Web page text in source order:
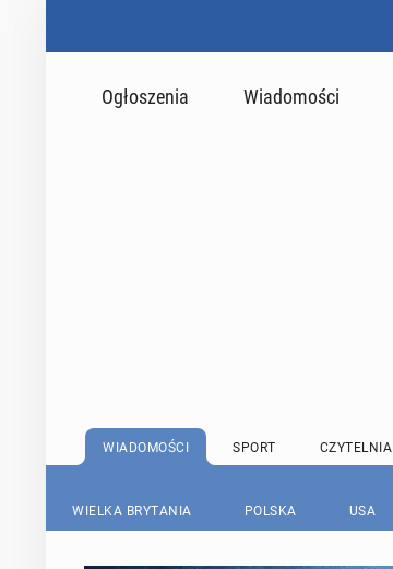
Ogłoszenia Wiadomości
WIADOMOŚCI SPORT CZYTELNIA
WIELKA BRYTANIA POLSKA USA